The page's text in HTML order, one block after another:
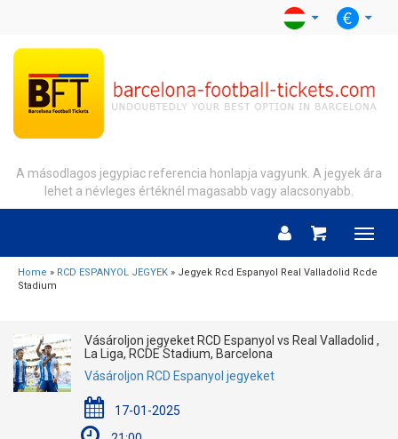
A másodlagos jegypiac referencia honlapja vagyunk. A jegyek ára
lehet a névleges értéknél magasabb vagy alacsonyabb.
Menu
Home » RCD ESPANYOL JEGYEK » Jegyek Rcd Espanyol Real Valladolid Rcde
Stadium
Vásároljon jegyeket RCD Espanyol vs Real Valladolid ,
La Liga, RCDE Stadium, Barcelona
Vásároljon RCD Espanyol jegyeket
17-01-2025